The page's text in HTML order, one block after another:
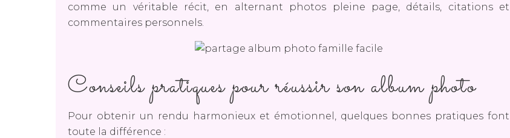
comme un véritable récit, en alternant photos pleine page, détails, citations et
commentaires personnels.
Conseils pratiques pour réussir son album photo
Pour obtenir un rendu harmonieux et émotionnel, quelques bonnes pratiques font
toute la différence :